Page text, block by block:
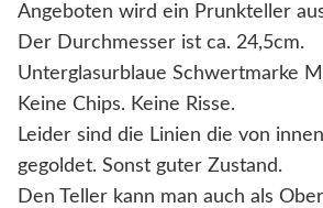
Angeboten wird ein Prunkteller
Der Durchmesser ist ca. 24,5cm.
Unterglasurblaue Schwertmarke
Keine Chips. Keine Risse.
Leider sind die Linien die von
gegoldet. Sonst guter Zustand.
Den Teller kann man auch als